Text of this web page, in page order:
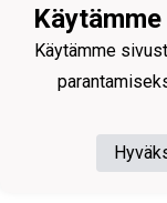
Powered by
Käytämme